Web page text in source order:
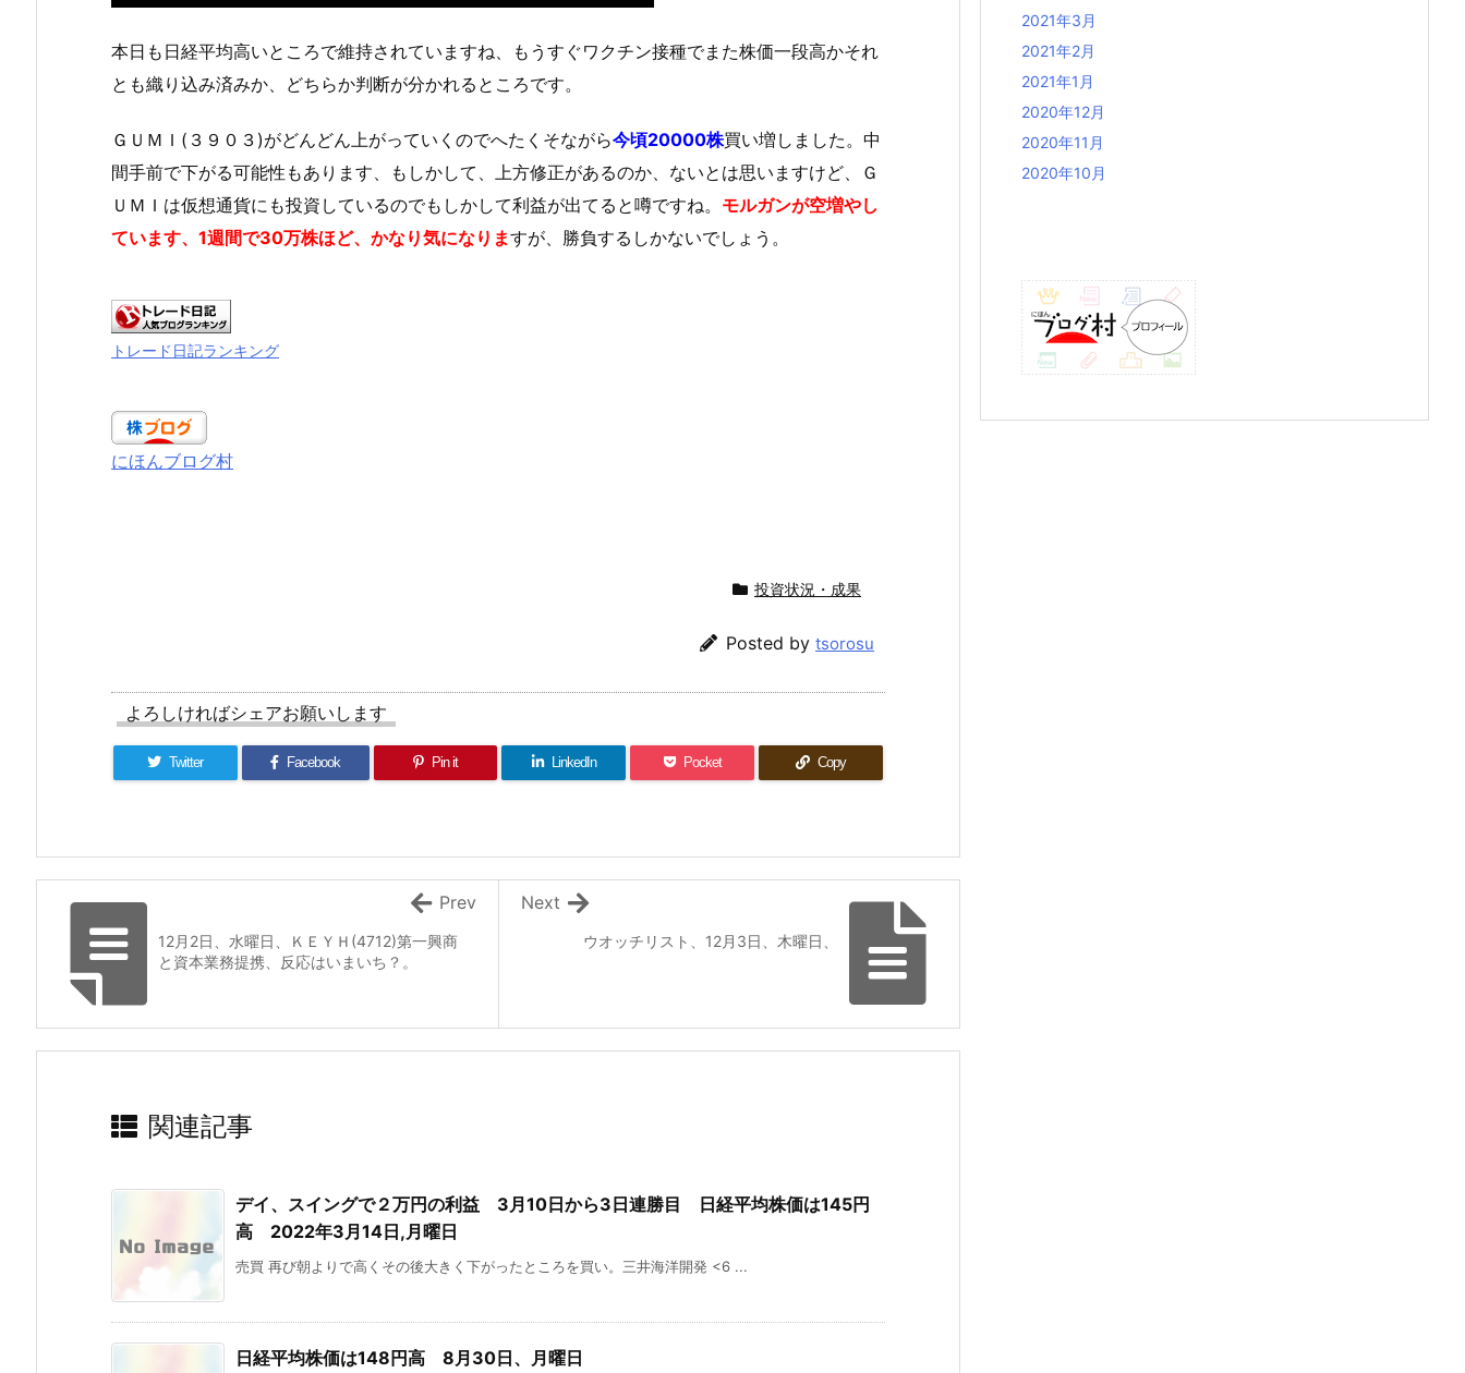
本日も日経平均高いところで維持されていますね、もうすぐワクチン接種でまた株価一段高かそれ
とも織り込み済みか、どちらか判断が分かれるところです。
ＧＵＭＩ(３９０３)がどんどん上がっていくのでへたくそながら今頃20000株買い増しました。中
間手前で下がる可能性もあります、もしかして、上方修正があるのか、ないとは思いますけど、Ｇ
ＵＭＩは仮想通貨にも投資しているのでもしかして利益が出てると噂ですね。 モルガンが空増やし
ています、1週間で30万株ほど、かなり気になりますが、勝負するしかないでしょう。
トレード日記ランキング
にほんブログ村
投資状況・成果
Posted by tsorosu
よろしければシェアお願いします
Twitter Facebook Pin it LinkedIn Pocket Copy
ウオッチリスト、12月3日、木曜日、
Next
12月2日、水曜日、ＫＥＹＨ(4712)第一興商
と資本業務提携、反応はいまいち？。
Prev
関連記事
デイ、スイングで２万円の利益 3月10日から3日連勝目 日経平均株価は145円
高 2022年3月14日,月曜日
売買 再び朝よりで高くその後大きく下がったところを買い。三井海洋開発 <6 ...
日経平均株価は148円高 8月30日、月曜日
2021年3月
2021年2月
2021年1月
2020年12月
2020年11月
2020年10月